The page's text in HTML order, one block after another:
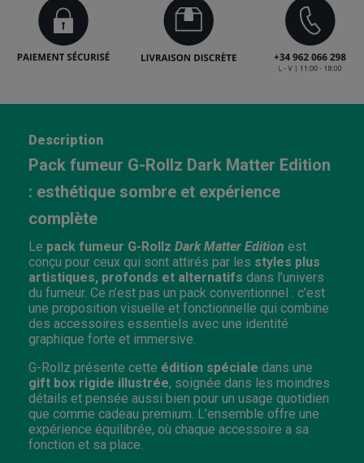
Description
Pack fumeur G-Rollz Dark Matter Edition
: esthétique sombre et expérience
complète
Le pack fumeur G-Rollz Dark Matter Edition est
conçu pour ceux qui sont attirés par les styles plus
artistiques, profonds et alternatifs dans l’univers
du fumeur. Ce n’est pas un pack conventionnel : c’est
une proposition visuelle et fonctionnelle qui combine
des accessoires essentiels avec une identité
graphique forte et immersive.
G-Rollz présente cette édition spéciale dans une
gift box rigide illustrée, soignée dans les moindres
détails et pensée aussi bien pour un usage quotidien
que comme cadeau premium. L’ensemble offre une
expérience équilibrée, où chaque accessoire a sa
fonction et sa place.